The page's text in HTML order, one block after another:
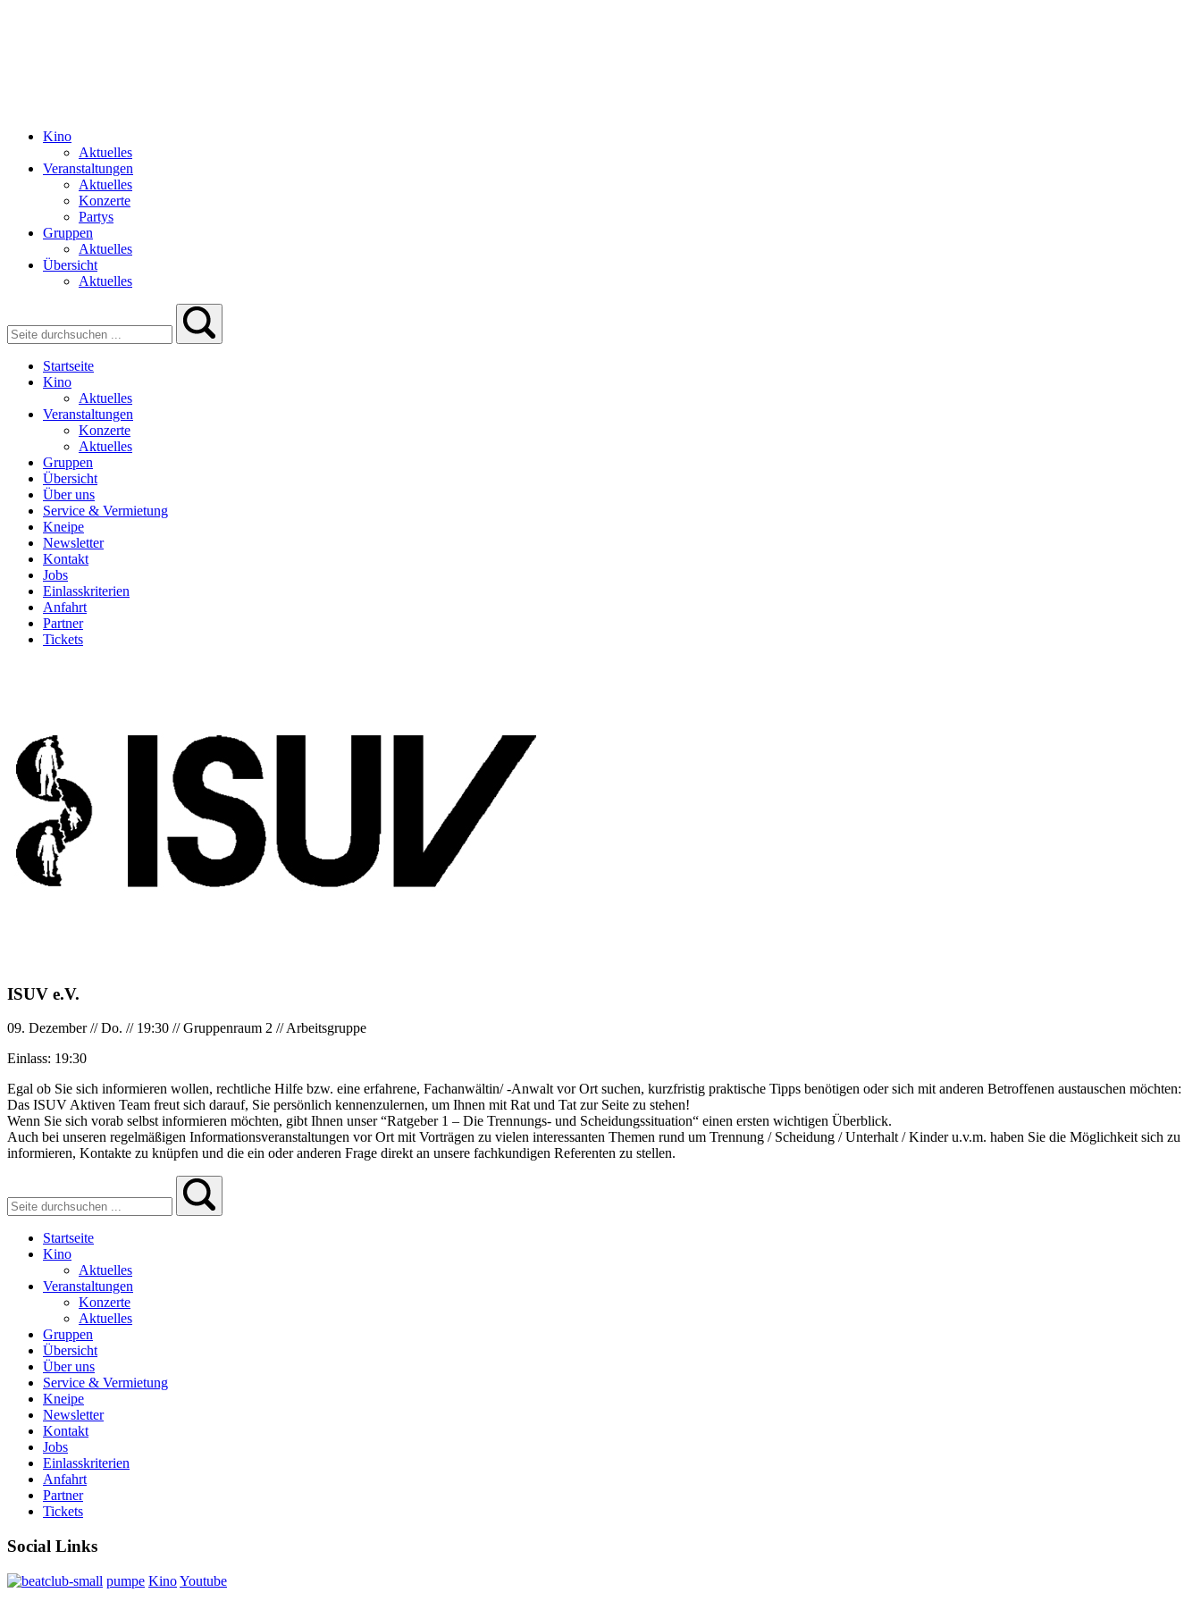
Kino
Aktuelles
Veranstaltungen
Aktuelles
Konzerte
Partys
Gruppen
Aktuelles
Übersicht
Aktuelles
Startseite
Kino
Aktuelles
Veranstaltungen
Konzerte
Aktuelles
Gruppen
Übersicht
Über uns
Service & Vermietung
Kneipe
Newsletter
Kontakt
Jobs
Einlasskriterien
Anfahrt
Partner
Tickets
ISUV e.V.
09. Dezember//Do. // 19:30 //Gruppenraum 2 //Arbeitsgruppe
Einlass: 19:30
Egal ob Sie sich informieren wollen, rechtliche Hilfe bzw. eine erfahrene, Fachanwältin/ -Anwalt vor Ort suchen, kurzfristig praktische Tipps benötigen oder sich mit anderen Betroffenen austauschen möchten:
Das ISUV Aktiven Team freut sich darauf, Sie persönlich kennenzulernen, um Ihnen mit Rat und Tat zur Seite zu stehen!
Wenn Sie sich vorab selbst informieren möchten, gibt Ihnen unser “Ratgeber 1 – Die Trennungs- und Scheidungssituation“ einen ersten wichtigen Überblick.
Auch bei unseren regelmäßigen Informationsveranstaltungen vor Ort mit Vorträgen zu vielen interessanten Themen rund um Trennung / Scheidung / Unterhalt / Kinder u.v.m. haben Sie die Möglichkeit sich zu
informieren, Kontakte zu knüpfen und die ein oder anderen Frage direkt an unsere fachkundigen Referenten zu stellen.
Startseite
Kino
Aktuelles
Veranstaltungen
Konzerte
Aktuelles
Gruppen
Übersicht
Über uns
Service & Vermietung
Kneipe
Newsletter
Kontakt
Jobs
Einlasskriterien
Anfahrt
Partner
Tickets
Social Links
pumpe KinoYoutube